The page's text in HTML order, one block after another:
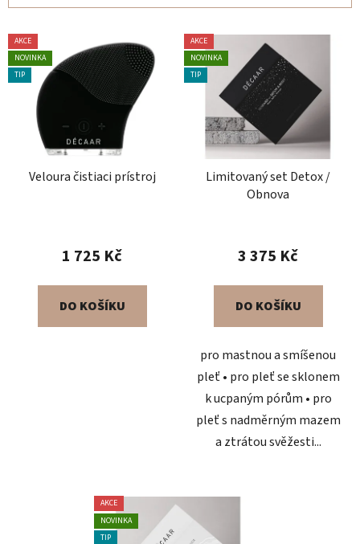
z
e
n
í
V
ý
p
AKCE
NOVINKA
TIP
Veloura čistiaci prístroj
1 725 Kč
DO KOŠÍKU
AKCE
NOVINKA
TIP
Limitovaný set Detox /
Obnova
3 375 Kč
DO KOŠÍKU
pro mastnou a smíšenou
pleť • pro pleť se sklonem
k ucpaným pórům • pro
pleť s nadměrným mazem
a ztrátou svěžesti...
AKCE
NOVINKA
TIP